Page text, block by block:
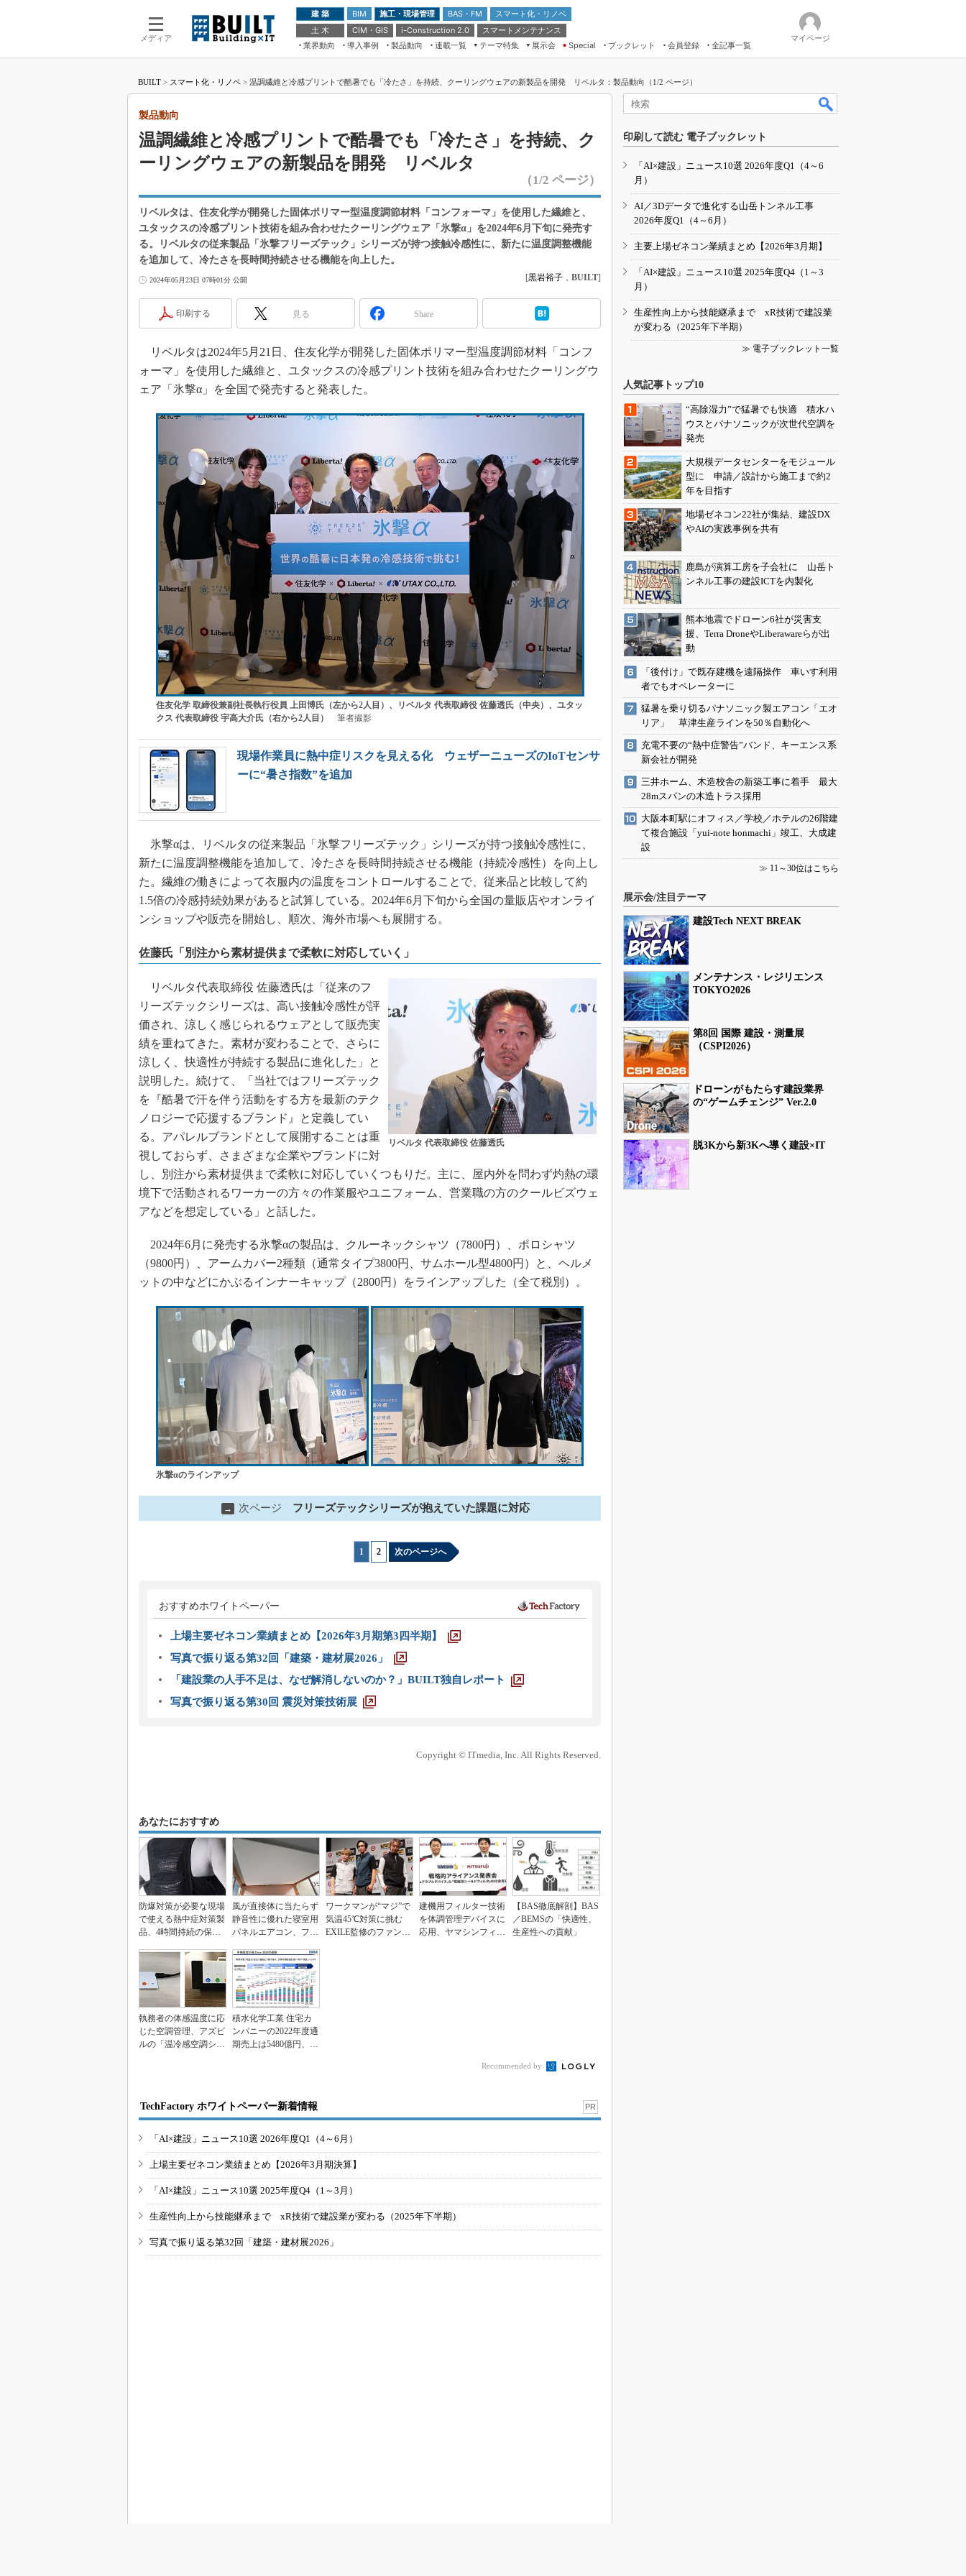
メディア
建 築 BIM 施工・現場管理 BAS・FM
スマート化・リノベ
土 木
CIM・GIS i-Construction 2.0
スマートメンテナンス
業界動向
導入事例 製品動向 連載一覧
テーマ特集
ドローンがもたらす建設業界の“ゲー
ムチェンジ” Ver.2.0
“Society5.0”時代のスマートビル
VR／ARが描くモノづくりのミライ
展示会
第8回 国際 建設・測量展
築・土木・不動産の先端技術展－
Japan Drone 2023
2020
日本 ものづくりワールド 2020
メンテナンス・レジリエンスTOKYO
2019
Special ブックレット 会員登録 全記事一覧
マイページ
BUILT > スマート化・リノベ > 温調繊維と冷感プリントで酷暑でも「冷たさ」を持続、クーリングウェアの新製品を開発 リベルタ：製品動向（1/2 ページ）
温調繊維と冷感プリントで酷暑でも「冷たさ」を持続、ク
ーリングウェアの新製品を開発 リベルタ
製品動向
（1/2 ページ）
リベルタは、住友化学が開発した固体ポリマー型温度調節材料「コンフォーマ」を使用した繊維と、
ユタックスの冷感プリント技術を組み合わせたクーリングウェア「氷撃α」を2024年6月下旬に発売す
る。リベルタの従来製品「氷撃フリーズテック」シリーズが持つ接触冷感性に、新たに温度調整機能
を追加して、冷たさを長時間持続させる機能を向上した。
2024年05月23日 07時01分 公開 [黒岩裕子 ， BUILT]
印刷する 見る Share
リベルタは2024年5月21日、住友化学が開発した固体ポリマー型温度調節材料「コンフ
ォーマ」を使用した繊維と、ユタックスの冷感プリント技術を組み合わせたクーリングウ
ェア「氷撃α」を全国で発売すると発表した。
住友化学 取締役兼副社長執行役員 上田博氏（左から2人目）、リベルタ 代表取締役 佐藤透氏（中央）、ユタッ
クス 代表取締役 宇高大介氏（右から2人目）
筆者撮影
現場作業員に熱中症リスクを見える化 ウェザーニューズのIoTセンサ
ーに“暑さ指数”を追加
氷撃αは、リベルタの従来製品「氷撃フリーズテック」シリーズが持つ接触冷感性に、
新たに温度調整機能を追加して、冷たさを長時間持続させる機能（持続冷感性）を向上し
た。繊維の働きによって衣服内の温度をコントロールすることで、従来品と比較して約
1.5倍の冷感持続効果があると試算している。2024年6月下旬から全国の量販店やオンライ
ンショップや販売を開始し、順次、海外市場へも展開する。
佐藤氏「別注から素材提供まで柔軟に対応していく」
リベルタ 代表取締役 佐藤透氏
リベルタ代表取締役 佐藤透氏は「従来のフ
リーズテックシリーズは、高い接触冷感性が評
価され、涼しく感じられるウェアとして販売実
績を重ねてきた。素材が変わることで、さらに
涼しく、快適性が持続する製品に進化した」と
説明した。続けて、「当社ではフリーズテック
を『酷暑で汗を伴う活動をする方を最新のテク
ノロジーで応援するブランド』と定義してい
る。アパレルブランドとして展開することは重
視しておらず、さまざまな企業やブランドに対
し、別注から素材提供まで柔軟に対応していくつもりだ。主に、屋内外を問わず灼熱の環
境下で活動されるワーカーの方々の作業服やユニフォーム、営業職の方のクールビズウェ
アなどを想定している」と話した。
2024年6月に発売する氷撃αの製品は、クルーネックシャツ（7800円）、ポロシャツ
（9800円）、アームカバー2種類（通常タイプ3800円、サムホール型4800円）と、ヘルメ
ットの中などにかぶるインナーキャップ（2800円）をラインアップした（全て税別）。
氷撃αのラインアップ
→ 次ページ フリーズテックシリーズが抱えていた課題に対応
1 2 次のページへ
おすすめホワイトペーパー
上場主要ゼネコン業績まとめ【2026年3月期第3四半期】
写真で振り返る第32回「建築・建材展2026」
「建設業の人手不足は、なぜ解消しないのか？」BUILT独自レポート
写真で振り返る第30回 震災対策技術展
Copyright © ITmedia, Inc. All Rights Reserved.
あなたにおすすめ
防爆対策が必要な現場
で使える熱中症対策製
品、4時間持続の保冷
風が直接体に当たらず
静音性に優れた寝室用
パネルエアコン、フジ
ワークマンが“マジ”で
気温45℃対策に挑む
EXILE監修のファン付
建機用フィルター技術
を体調管理デバイスに
応用、ヤマシンフィル
【BAS徹底解剖】BAS
／BEMSの「快適性、
生産性への貢献」
執務者の体感温度に応
じた空調管理、アズビ
ルの「温冷感空調シス
積水化学工業 住宅カ
ンパニーの2022年度通
期売上は5480億円、1
Recommended by
TechFactory ホワイトペーパー新着情報 PR
「AI×建設」ニュース10選 2026年度Q1（4～6月）
上場主要ゼネコン業績まとめ【2026年3月期決算】
「AI×建設」ニュース10選 2025年度Q4（1～3月）
生産性向上から技能継承まで xR技術で建設業が変わる（2025年下半期）
写真で振り返る第32回「建築・建材展2026」
印刷して読む 電子ブックレット
「AI×建設」ニュース10選 2026年度Q1（4～6
月）
AI／3Dデータで進化する山岳トンネル工事
2026年度Q1（4～6月）
主要上場ゼネコン業績まとめ【2026年3月期】
「AI×建設」ニュース10選 2025年度Q4（1～3
月）
生産性向上から技能継承まで xR技術で建設業
が変わる（2025年下半期）
≫ 電子ブックレット一覧
人気記事トップ10
“高除湿力”で猛暑でも快適 積水ハ
ウスとパナソニックが次世代空調を
発売
大規模データセンターをモジュール
型に 申請／設計から施工まで約2
年を目指す
地場ゼネコン22社が集結、建設DX
やAIの実践事例を共有
鹿島が演算工房を子会社に 山岳ト
ンネル工事の建設ICTを内製化
熊本地震でドローン6社が災害支
援、Terra DroneやLiberawareらが出
動
「後付け」で既存建機を遠隔操作 車いす利用
者でもオペレーターに
猛暑を乗り切るパナソニック製エアコン「エオ
リア」 草津生産ラインを50％自動化へ
充電不要の“熱中症警告”バンド、キーエンス系
新会社が開発
三井ホーム、木造校舎の新築工事に着手 最大
28mスパンの木造トラス採用
大阪本町駅にオフィス／学校／ホテルの26階建
て複合施設「yui-note honmachi」竣工、大成建
設
≫ 11～30位はこちら
展示会/注目テーマ
建設Tech NEXT BREAK
メンテナンス・レジリエンス
TOKYO2026
第8回 国際 建設・測量展
（CSPI2026）
ドローンがもたらす建設業界
の“ゲームチェンジ” Ver.2.0
脱3Kから新3Kへ導く建設×IT